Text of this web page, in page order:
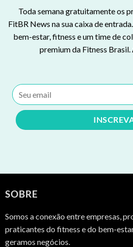
Toda semana gratuitamente os
FitBR News na sua caixa de
bem-estar, fitness e um time de
premium da Fitness Brasil.
SOBRE
Somos a conexão entre empresas,
praticantes do fitness e do bem-
geramos negócios.